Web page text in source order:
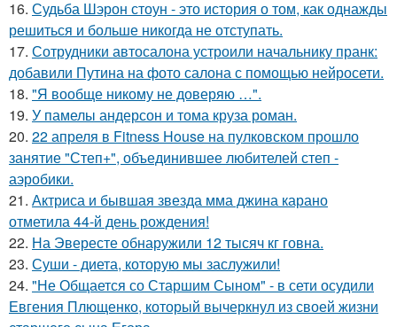
16. Судьба Шэрон стоун - это история о том, как однажды
решиться и больше никогда не отступать.
17. Сотрудники автосалона устроили начальнику пранк:
добавили Путина на фото салона с помощью нейросети.
18. "Я вообще никому не доверяю …".
19. У памелы андерсон и тома круза роман.
20. 22 апреля в Fitness House на пулковском прошло
занятие "Степ+", объединившее любителей степ -
аэробики.
21. Актриса и бывшая звезда мма джина карано
отметила 44-й день рождения!
22. На Эвересте обнаружили 12 тысяч кг говна.
23. Суши - диета, которую мы заслужили!
24. "Не Общается со Старшим Сыном" - в сети осудили
Евгения Плющенко, который вычеркнул из своей жизни